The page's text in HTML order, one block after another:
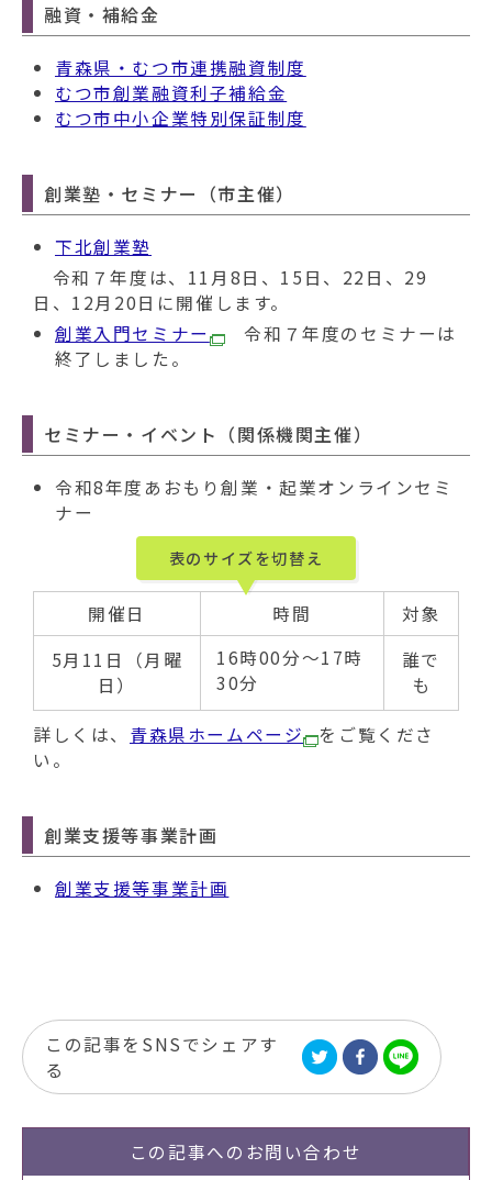
融資・補給金
青森県・むつ市連携融資制度
むつ市創業融資利子補給金
むつ市中小企業特別保証制度
創業塾・セミナー（市主催）
下北創業塾
令和７年度は、11月8日、15日、22日、29
日、12月20日に開催します。
創業入門セミナー
令和７年度のセミナーは
終了しました。
セミナー・イベント（関係機関主催）​
令和8年度あおもり創業・起業オンラインセミ
ナー
表のサイズを切替え
開催日 時間
対象
5月11日（月曜
日）
16時00分～17時
30分
誰で
も
詳しくは、 青森県ホームページ
をご覧くださ
い。​
創業支援等事業計画
創業支援等事業計画
この記事をSNSでシェアす
る
この記事への お問い合わせ